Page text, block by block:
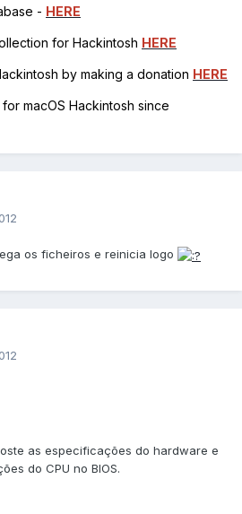
- HERE
for Hackintosh HERE
by making a donation HERE
macOS Hackintosh since
os ficheiros e reinicia logo
as especificações do hardware e
do CPU no BIOS.